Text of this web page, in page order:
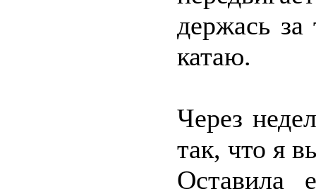
держась
катаю.
Через
так, что я
Оставила